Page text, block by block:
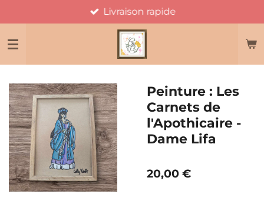
au
contenu
Livraison rapide
Peinture : Les
Carnets de
l'Apothicaire -
Dame Lifa
20,00 €